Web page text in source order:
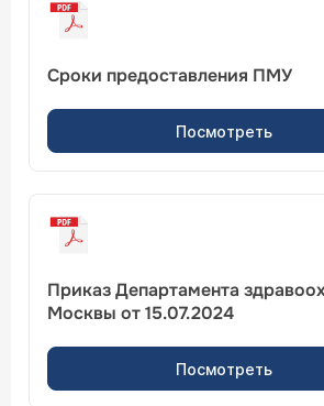
Сроки предоставления ПМУ
Посмотреть
Приказ Департамента
Москвы от 15.07.2024
Посмотреть